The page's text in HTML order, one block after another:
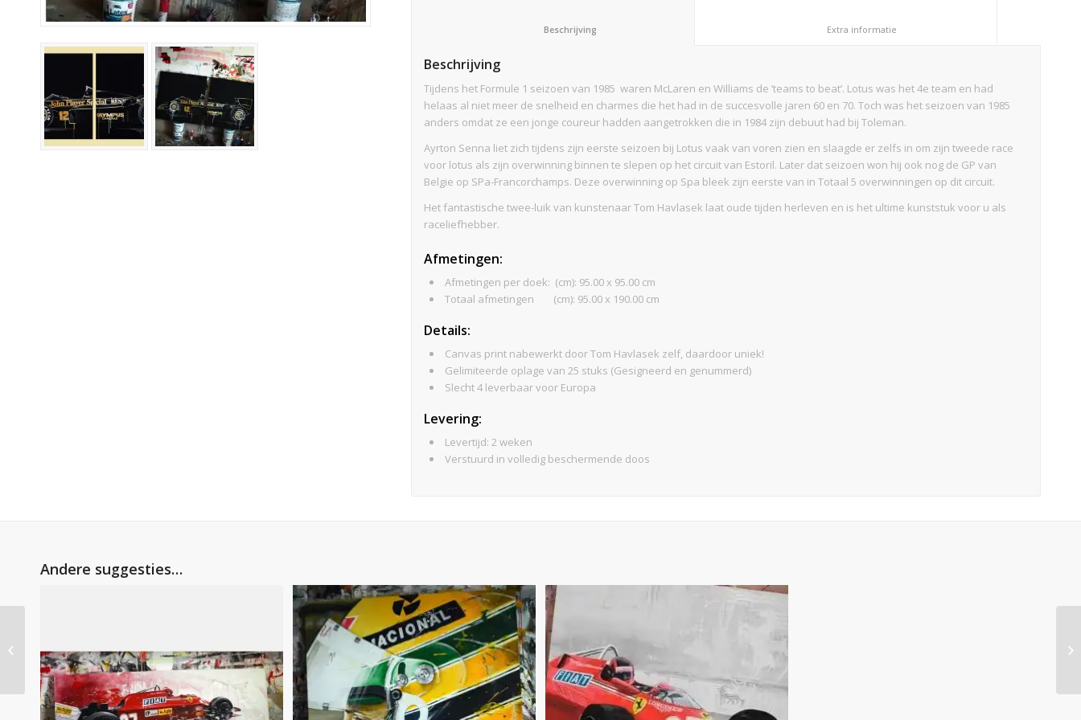
Beschrijving
Tijdens het Formule 1 seizoen van 1985 waren McLaren en Williams de ’teams to beat’. Lotus was het 4e team en had
helaas al niet meer de snelheid en charmes die het had in de succesvolle jaren 60 en 70. Toch was het seizoen van 1985
anders omdat ze een jonge coureur hadden aangetrokken die in 1984 zijn debuut had bij Toleman.
Ayrton Senna liet zich tijdens zijn eerste seizoen bij Lotus vaak van voren zien en slaagde er zelfs in om zijn tweede race
voor lotus als zijn overwinning binnen te slepen op het circuit van Estoril. Later dat seizoen won hij ook nog de GP van
Belgie op SPa-Francorchamps. Deze overwinning op Spa bleek zijn eerste van in Totaal 5 overwinningen op dit circuit.
Het fantastische twee-luik van kunstenaar Tom Havlasek laat oude tijden herleven en is het ultime kunststuk voor u als
raceliefhebber.
Afmetingen:
Afmetingen per doek: (cm): 95.00 x 95.00 cm
Totaal afmetingen (cm): 95.00 x 190.00 cm
Details:
Canvas print nabewerkt door Tom Havlasek zelf, daardoor uniek!
Gelimiteerde oplage van 25 stuks (Gesigneerd en genummerd)
Slecht 4 leverbaar voor Europa
Levering:
Levertijd: 2 weken
Verstuurd in volledig beschermende doos
Andere suggesties…
Williams FW16